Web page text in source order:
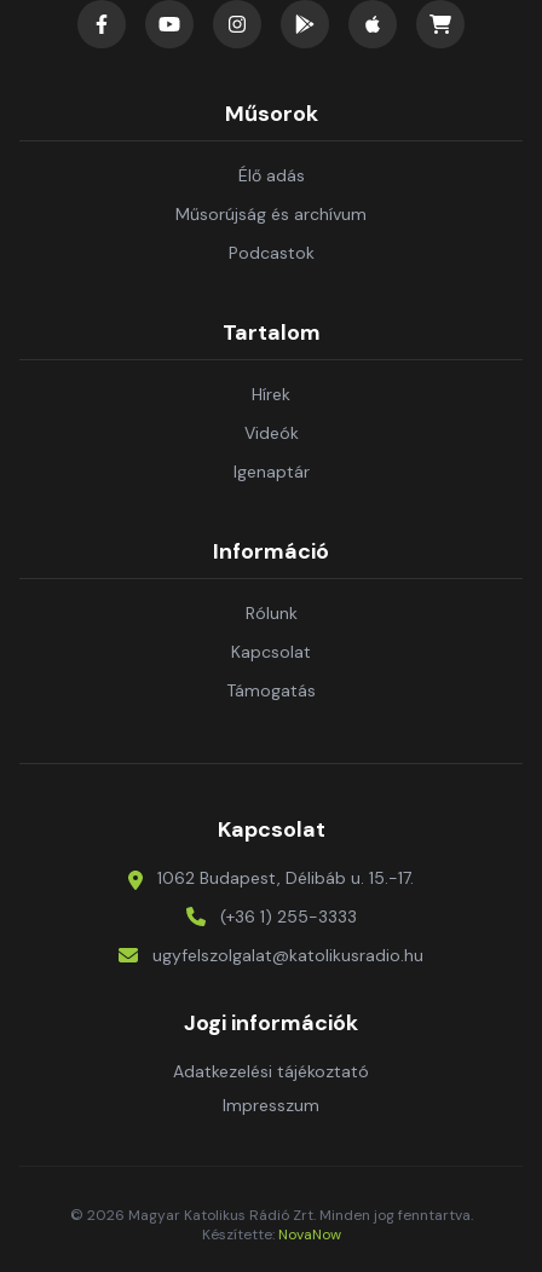
Műsorok
Élő adás
Műsorújság és archívum
Podcastok
Tartalom
Hírek
Videók
Igenaptár
Információ
Rólunk
Kapcsolat
Támogatás
Kapcsolat
1062 Budapest, Délibáb u. 15.-17.
(+36 1) 255-3333
ugyfelszolgalat@katolikusradio.hu
Jogi információk
Adatkezelési tájékoztató
Impresszum
© 2026 Magyar Katolikus Rádió Zrt. Minden jog fenntartva.
Készítette: NovaNow